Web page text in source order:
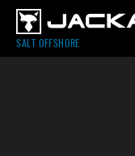
SALT OFFSHORE